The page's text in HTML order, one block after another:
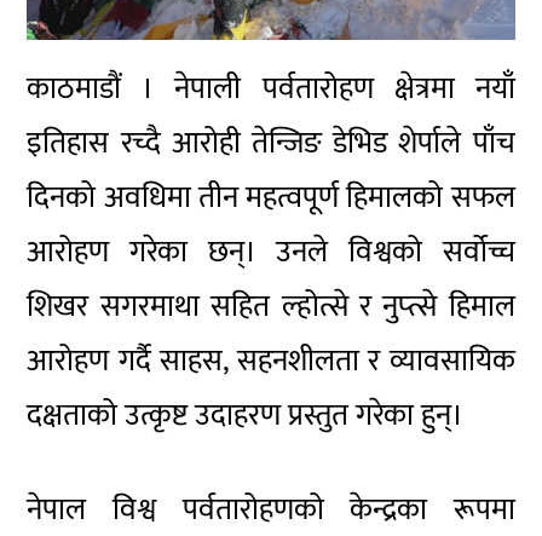
काठमाडौं । नेपाली पर्वतारोहण क्षेत्रमा नयाँ
इतिहास रच्दै आरोहीतेन्जिङ डेभिड शेर्पाले पाँच
दिनको अवधिमा तीन महत्वपूर्ण हिमालको सफल
आरोहण गरेका छन्। उनले विश्वको सर्वोच्च
शिखरसगरमाथासहितल्होत्सेरनुप्त्सेहिमाल
आरोहण गर्दै साहस, सहनशीलता र व्यावसायिक
दक्षताको उत्कृष्ट उदाहरण प्रस्तुत गरेका हुन्।
नेपाल विश्व पर्वतारोहणको केन्द्रका रूपमा